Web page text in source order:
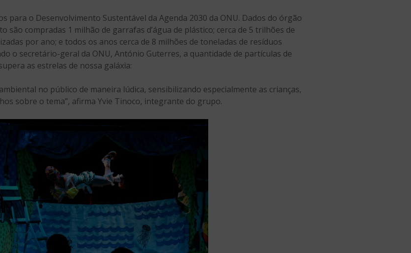
para o Desenvolvimento Sustentável da Agenda 2030 da ONU. Dados do órgão
são compradas 1 milhão de garrafas d’água de plástico; cerca de 5 trilhões de
por ano; e todos os anos cerca de 8 milhões de toneladas de resíduos
o secretário-geral da ONU, António Guterres, a quantidade de partículas de
as estrelas de nossa galáxia:
no público de maneira lúdica, sensibilizando especialmente as crianças,
sobre o tema”, afirma Yvie Tinoco, integrante do grupo.